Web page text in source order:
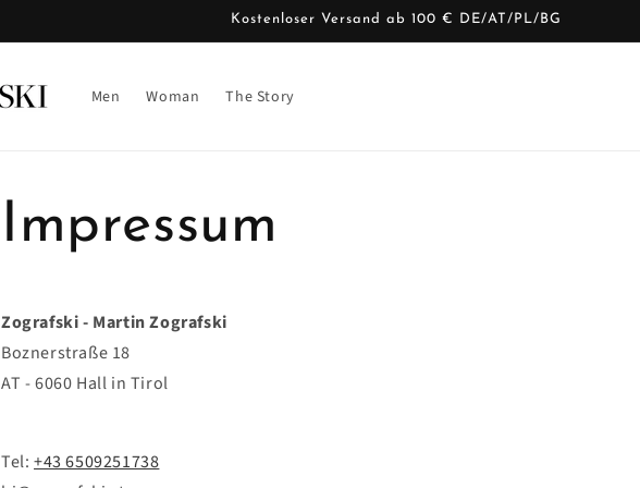
Kostenloser Versand ab 100 € DE/AT/PL/BG
Men Woman The Story
Impressum
Zografski - Martin Zografski
Boznerstraße 18
AT - 6060 Hall in Tirol
Tel: +43 6509251738